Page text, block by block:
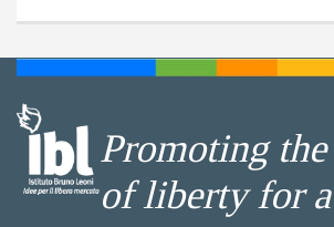
Promoting the
of liberty for